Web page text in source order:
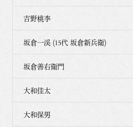
吉野桃李
坂倉一渓 (15代 坂倉新兵衛)
坂倉善右衛門
大和佳太
大和保男